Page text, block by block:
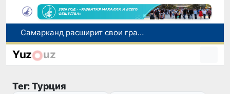
С 1 сентября пассажиры должны будут оплачивать проезд сразу при посадке в автобус
В Сурхандарье пресечена деятельность подпольной группы, планировавшей теракты и выезд в Сирию
Самарканд расширит свои границы и приблизится к статусу города-миллионника
Yuz uz
Тег: Турция